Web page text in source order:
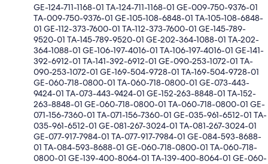
GE-124-711-1168-01 TA-124-711-1168-01 GE-009-750-9376-01
TA-009-750-9376-01 GE-105-108-6848-01 TA-105-108-6848-
01 GE-112-373-7600-01 TA-112-373-7600-01 GE-145-789-
9520-01 TA-145-789-9520-01 GE-202-364-1088-01 TA-202-
364-1088-01 GE-106-197-4016-01 TA-106-197-4016-01 GE-141-
392-6912-01 TA-141-392-6912-01 GE-090-253-1072-01 TA-
090-253-1072-01 GE-169-504-9728-01 TA-169-504-9728-01
GE-060-718-0800-01 TA-060-718-0800-01 GE-073-443-
9424-01 TA-073-443-9424-01 GE-152-263-8848-01 TA-152-
263-8848-01 GE-060-718-0800-01 TA-060-718-0800-01 GE-
071-156-7360-01 TA-071-156-7360-01 GE-035-961-6512-01 TA-
035-961-6512-01 GE-081-267-3024-01 TA-081-267-3024-01
GE-077-917-7984-01 TA-077-917-7984-01 GE-084-593-8688-
01 TA-084-593-8688-01 GE-060-718-0800-01 TA-060-718-
0800-01 GE-139-400-8064-01 TA-139-400-8064-01 GE-060-